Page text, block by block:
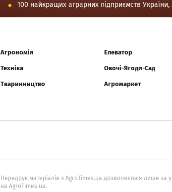
100 найкращих аграрних підприємств України,
Агрономія
Техніка
Тваринництво
Елеватор
Овочі-Ягоди-Сад
Агромаркет
Передрук матеріалів з AgroTimes.ua дозволяється лише
на AgroTimes.ua.